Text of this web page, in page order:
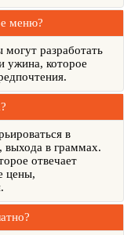
меню?
разработать
ужина, которое
в
выхода в граммах.
отвечает
цены,